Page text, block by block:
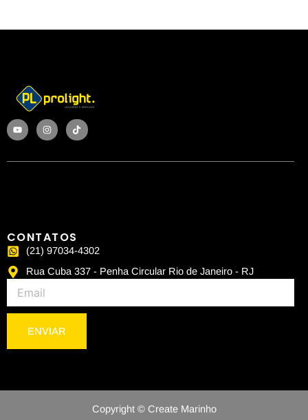
Y
o
u
u
I
n
s
a
T
i
k
o
CONTATOS
(21) 97034-4302
Rua Cuba 337 - Penha Circular Rio de Janeiro - RJ
ENVIAR
Copyright © Create Marinho